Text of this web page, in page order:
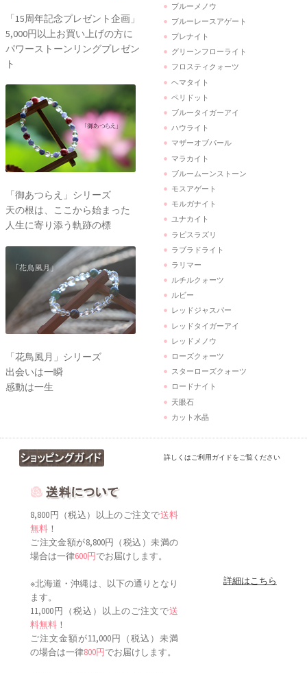
「15周年記念プレゼント企画」
5,000円以上お買い上げの方に
パワーストーンリングプレゼン
ト
「御あつらえ」シリーズ
天の根は、ここから始まった
人生に寄り添う軌跡の標
「花鳥風月」シリーズ
出会いは一瞬
感動は一生
ブルーメノウ
ブルーレースアゲート
プレナイト
グリーンフローライト
フロスティクォーツ
ヘマタイト
ペリドット
ブルータイガーアイ
ハウライト
マザーオブパール
マラカイト
ブルームーンストーン
モスアゲート
モルガナイト
ユナカイト
ラピスラズリ
ラブラドライト
ラリマー
ルチルクォーツ
ルビー
レッドジャスパー
レッドタイガーアイ
レッドメノウ
ローズクォーツ
スターローズクォーツ
ロードナイト
天眼石
カット水晶
詳しくはご利用ガイドをご覧ください
8,800円（税込）以上のご注文で送料
無料 ！
ご注文金額が8,800円（税込）未満の
場合は一律600円でお届けします。
※北海道・沖縄は、以下の通りとなり
ます。
11,000円（税込）以上のご注文で送
料無料 ！
ご注文金額が11,000円（税込）未満
の場合は一律800円でお届けします。
詳細はこちら